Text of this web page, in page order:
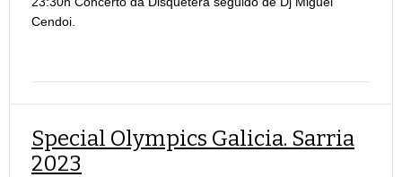
Cendoi.
Special Olympics Galicia. Sarria
2023